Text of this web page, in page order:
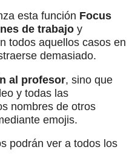
esta función Focus
de trabajo y
todos aquellos casos en
demasiado.
al profesor, sino que
y todas las
nombres de otros
emojis.
podrán ver a todos los